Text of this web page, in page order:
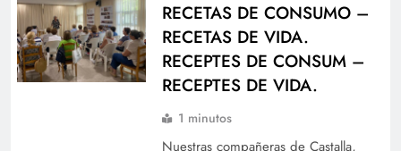
RECETAS DE CONSUMO –
RECETAS DE VIDA.
RECEPTES DE CONSUM –
RECEPTES DE VIDA.
1 minutos
Nuestras compañeras de Castalla,